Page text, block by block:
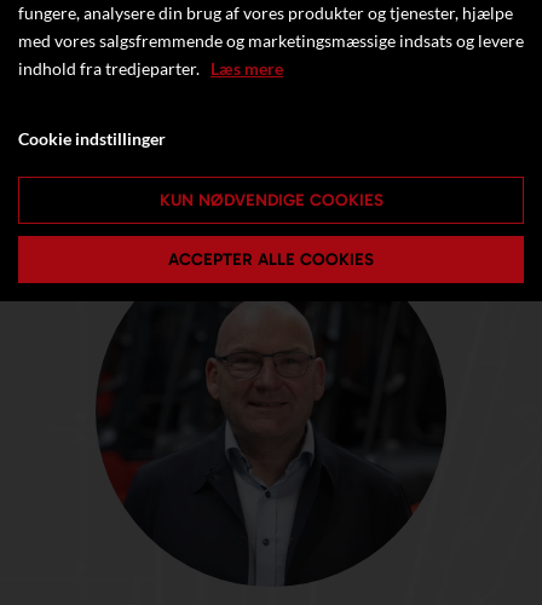
fungere, analysere din brug af vores produkter og tjenester, hjælpe
med vores salgsfremmende og marketingsmæssige indsats og levere
indhold fra tredjeparter. Læs mere
Cookie indstillinger
KUN NØDVENDIGE COOKIES
ACCEPTER ALLE COOKIES